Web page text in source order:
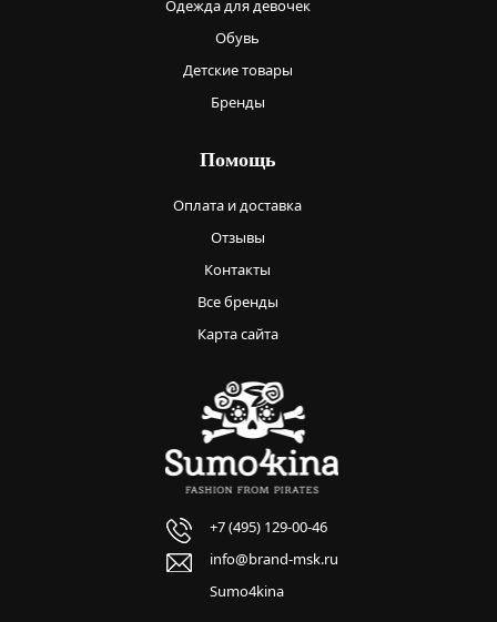
Одежда для девочек
Обувь
Детские товары
Бренды
Помощь
Оплата и доставка
Отзывы
Контакты
Все бренды
Карта сайта
+7 (495) 129-00-46
info@brand-msk.ru
Sumo4kina